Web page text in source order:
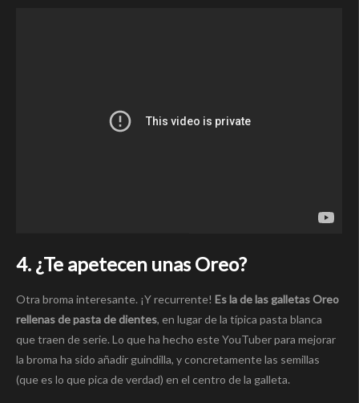
4. ¿Te apetecen unas Oreo?
Otra broma interesante. ¡Y recurrente! Es la de las galletas Oreo
rellenas de pasta de dientes, en lugar de la típica pasta blanca
que traen de serie. Lo que ha hecho este YouTuber para mejorar
la broma ha sido añadir guindilla, y concretamente las semillas
(que es lo que pica de verdad) en el centro de la galleta.